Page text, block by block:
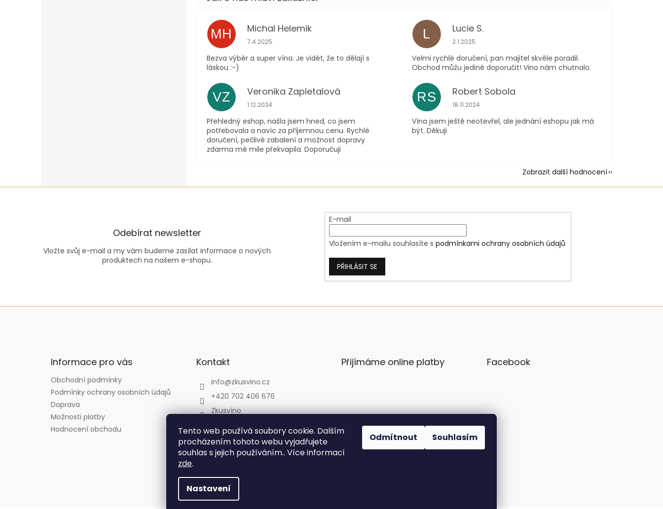
Tento web používá soubory cookie. Dalším
procházením tohoto webu vyjadřujete
souhlas s jejich používáním.. Více informací
zde.
Nastavení
Odmítnout Souhlasím
MH Michal Helemik
Hodnocení obchodu je 5 z 5 hvězdiček.
7.4.2025
Bezva výběr a super vína. Je vidět, že to dělají s
láskou :-)
L Lucie S.
Hodnocení obchodu je 5 z 5 hvězdiček.
2.1.2025
Velmi rychlé doručení, pan majitel skvěle poradil.
Obchod můžu jedině doporučit! Vino nám chutnalo.
VZ Veronika Zapletalová
Hodnocení obchodu je 5 z 5 hvězdiček.
1.12.2024
Přehledný eshop, našla jsem hned, co jsem
potřebovala a navíc za příjemnou cenu. Rychlé
doručení, pečlivé zabalení a možnost dopravy
zdarma mě mile překvapila. Doporučuji
RS Robert Sobola
Hodnocení obchodu je 5 z 5 hvězdiček.
18.11.2024
Vína jsem ještě neotevřel, ale jednání eshopu jak má
být. Děkuji
Zobrazit další hodnocení
Odebírat newsletter
Vložte svůj e-mail a my vám budeme zasílat informace o nových
produktech na našem e-shopu.
E-mail
Vložením e-mailu souhlasíte spodmínkami ochrany osobních údajů
PŘIHLÁSIT SE
Z
Informace pro vás
Obchodní podmínky
Podmínky ochrany osobních údajů
Doprava
Možnosti platby
Hodnocení obchodu
Kontakt
info@zkusvino.cz
+420 702 406 676
Zkusvíno
zkusvino.cz
Přijímáme online platby Facebook
Copyright 2026